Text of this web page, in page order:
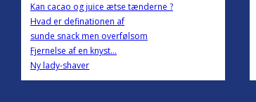
Kan cacao og juice ætse tænderne ?
Hvad er definationen af
sunde snack men overfølsom
Fjernelse af en knyst...
Ny lady-shaver